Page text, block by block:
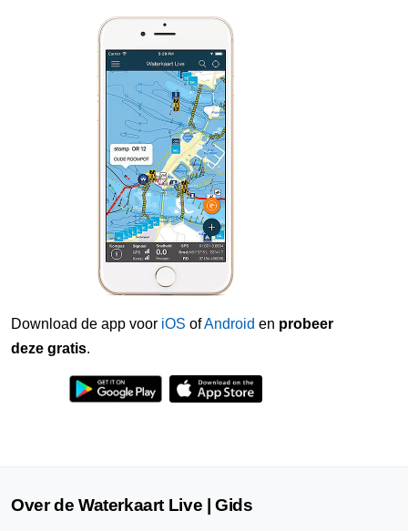
Download de app voor iOS ofAndroid en probeer
deze gratis.
Over de Waterkaart Live | Gids